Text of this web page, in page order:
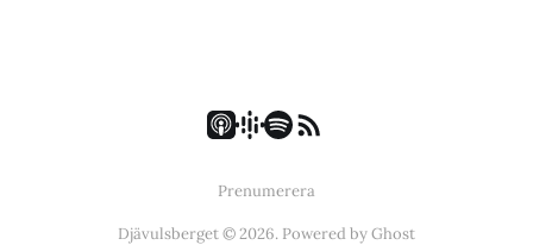
Prenumerera
Djävulsberget © 2026. Powered byGhost